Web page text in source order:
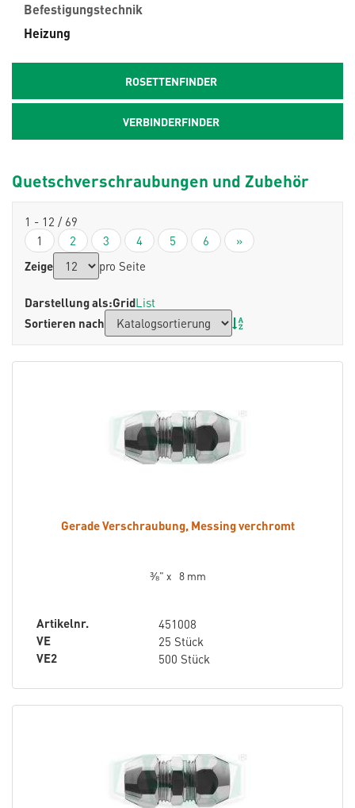
Befestigungstechnik
Heizung
ROSETTENFINDER
VERBINDERFINDER
Quetschverschraubungen und Zubehör
1 - 12 / 69
1
2 3 4 5 6
»
Zeige
pro Seite
Darstellung als:GridList
Sortieren nach
Gerade Verschraubung, Messing verchromt
⅜" x 8 mm
Artikelnr.
451008
VE
25 Stück
VE2
500 Stück